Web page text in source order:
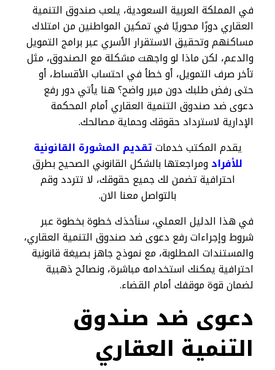
في المملكة العربية السعودية، يلعب صندوق التنمية
العقاري دورًا محوريًا في تمكين المواطنين من امتلاك
مساكنهم وتحقيق الاستقرار الأسري عبر برامج التمويل
والدعم، لكن ماذا لو واجهت مشكلة مع الصندوق، مثل
تأخر صرف التمويل، أو خطأ في احتساب الأقساط، أو
حتى رفض طلبك دون مبرر واضح؟ هنا يأتي دور رفع
دعوى ضد صندوق التنمية العقاري أمام المحكمة
الإدارية لاسترداد حقوقك وحماية مصالحك.
يقدم المكتب خدماتتقديم المشورة القانونية
للأفرادومراجعتها بالشكل القانوني الصحيح بطرق
احترافية تضمن لك جميع حقوقك، لا تتردد وقم
بالتواصل معنا الان.
في هذا الدليل العملي، سنأخذك خطوة بخطوة عبر
شروط وإجراءات رفع دعوى ضد صندوق التنمية العقاري،
والمستندات المطلوبة، مع نموذج جاهز بصيغة قانونية
احترافية يمكنك استخدامه مباشرة، ونصائح ذهبية
لضمان قوة موقفك أمام القضاء.
دعوى ضد صندوق
التنمية العقاري​